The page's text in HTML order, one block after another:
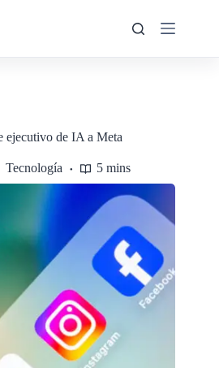
ejecutivo de IA a Meta
Tecnología 5 mins